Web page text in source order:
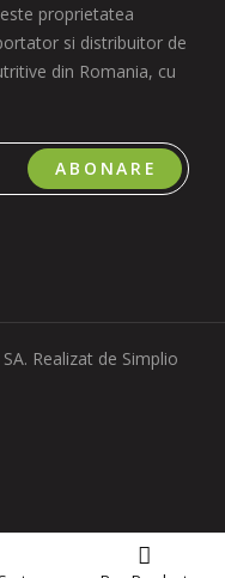
proprietatea
si distribuitor de
din Romania, cu
ABONARE
Realizat de Simplio